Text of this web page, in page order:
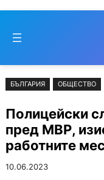
съдържанието
to
БЪЛГАРИЯ ОБЩЕСТВО
Полицейски
пред МВР,
работните
10.06.2023